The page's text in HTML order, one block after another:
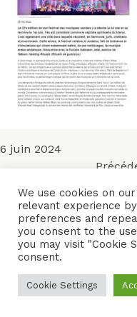
Publié
6 juin 2024
Navigation
de
l’article
ACCUEIL ENSEMBLES
PARCOURS
Naïssam Jalal -
Crédits
We use cookies on
relevant experience
preferences and
you consent to the
you may visit "Cookie
consent.
Cookie Settings